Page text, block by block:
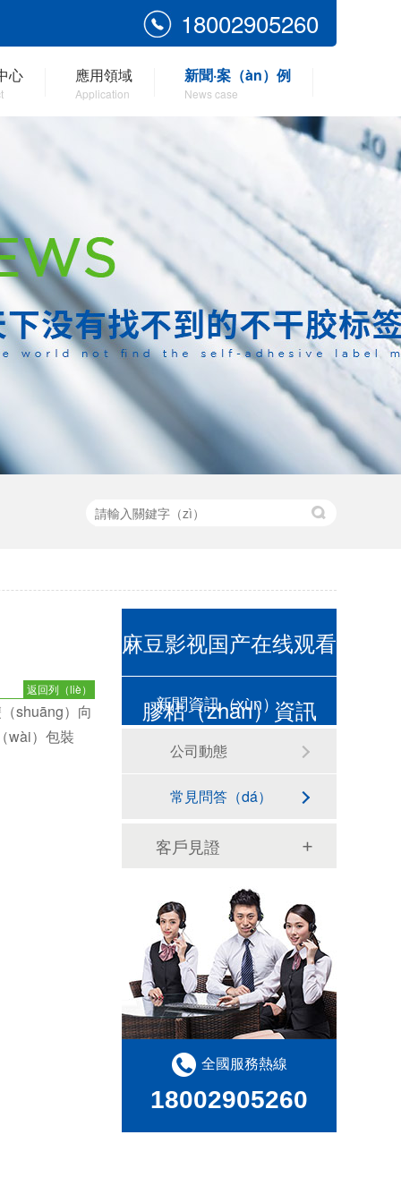
18002905260
心 應用領域
Application
新聞·案（àn）例
News case
返回列（liè）
表
shuāng）向
wài）包裝
麻豆影视国产在线观看
膠粘（zhān）資訊
新聞資訊（xùn）
公司動態
常見問答（dá）
客戶見證
全國服務熱線
18002905260